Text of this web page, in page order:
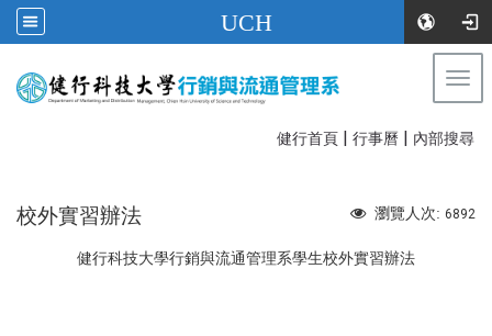
UCH
健行首頁 | 行事曆 | 內部搜尋
瀏覽人次: 6892
校外實習辦法
健行科技大學行銷與流通管理系學生校外實習辦法